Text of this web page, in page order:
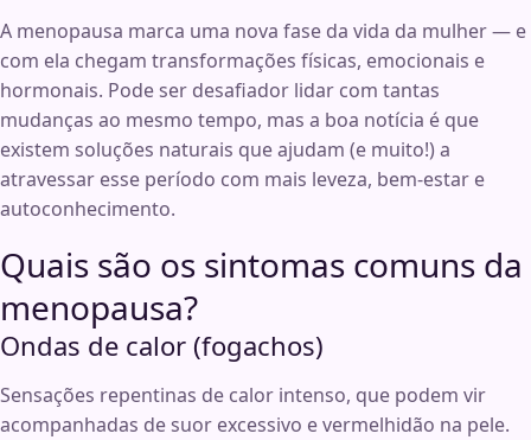
A menopausa marca uma nova fase da vida da mulher — e
com ela chegam transformações físicas, emocionais e
hormonais. Pode ser desafiador lidar com tantas
mudanças ao mesmo tempo, mas a boa notícia é que
existem soluções naturais que ajudam (e muito!) a
atravessar esse período com mais leveza, bem-estar e
autoconhecimento.
Quais são os sintomas comuns da
menopausa?
Ondas de calor (fogachos)
Sensações repentinas de calor intenso, que podem vir
acompanhadas de suor excessivo e vermelhidão na pele.